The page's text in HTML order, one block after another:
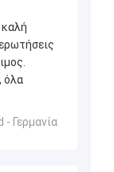
όλα
Γερμανία